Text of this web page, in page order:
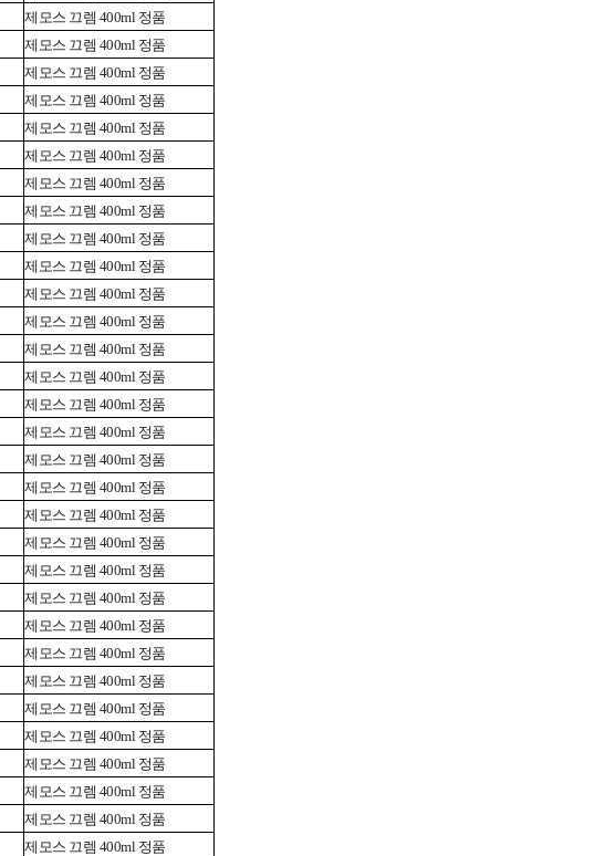
제모스 끄렘 400ml 정품
제모스 끄렘 400ml 정품
제모스 끄렘 400ml 정품
제모스 끄렘 400ml 정품
제모스 끄렘 400ml 정품
제모스 끄렘 400ml 정품
제모스 끄렘 400ml 정품
제모스 끄렘 400ml 정품
제모스 끄렘 400ml 정품
제모스 끄렘 400ml 정품
제모스 끄렘 400ml 정품
제모스 끄렘 400ml 정품
제모스 끄렘 400ml 정품
제모스 끄렘 400ml 정품
제모스 끄렘 400ml 정품
제모스 끄렘 400ml 정품
제모스 끄렘 400ml 정품
제모스 끄렘 400ml 정품
제모스 끄렘 400ml 정품
제모스 끄렘 400ml 정품
제모스 끄렘 400ml 정품
제모스 끄렘 400ml 정품
제모스 끄렘 400ml 정품
제모스 끄렘 400ml 정품
제모스 끄렘 400ml 정품
제모스 끄렘 400ml 정품
제모스 끄렘 400ml 정품
제모스 끄렘 400ml 정품
제모스 끄렘 400ml 정품
제모스 끄렘 400ml 정품
제모스 끄렘 400ml 정품